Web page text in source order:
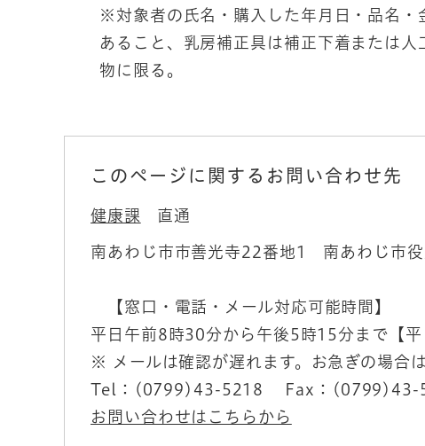
※対象者の氏名・購入した年月日・品名・
あること、乳房補正具は補正下着または
物に限る。
このページに関するお問い合わせ先
健康課 直通
南あわじ市市善光寺22番地1 南あわじ市
【窓口・電話・メール対応可能時間】
平日午前8時30分から午後5時15分まで【平
※ メールは確認が遅れます。お急ぎの場合
Tel：(0799)43-5218
Fax：(0799)43-
お問い合わせはこちらから